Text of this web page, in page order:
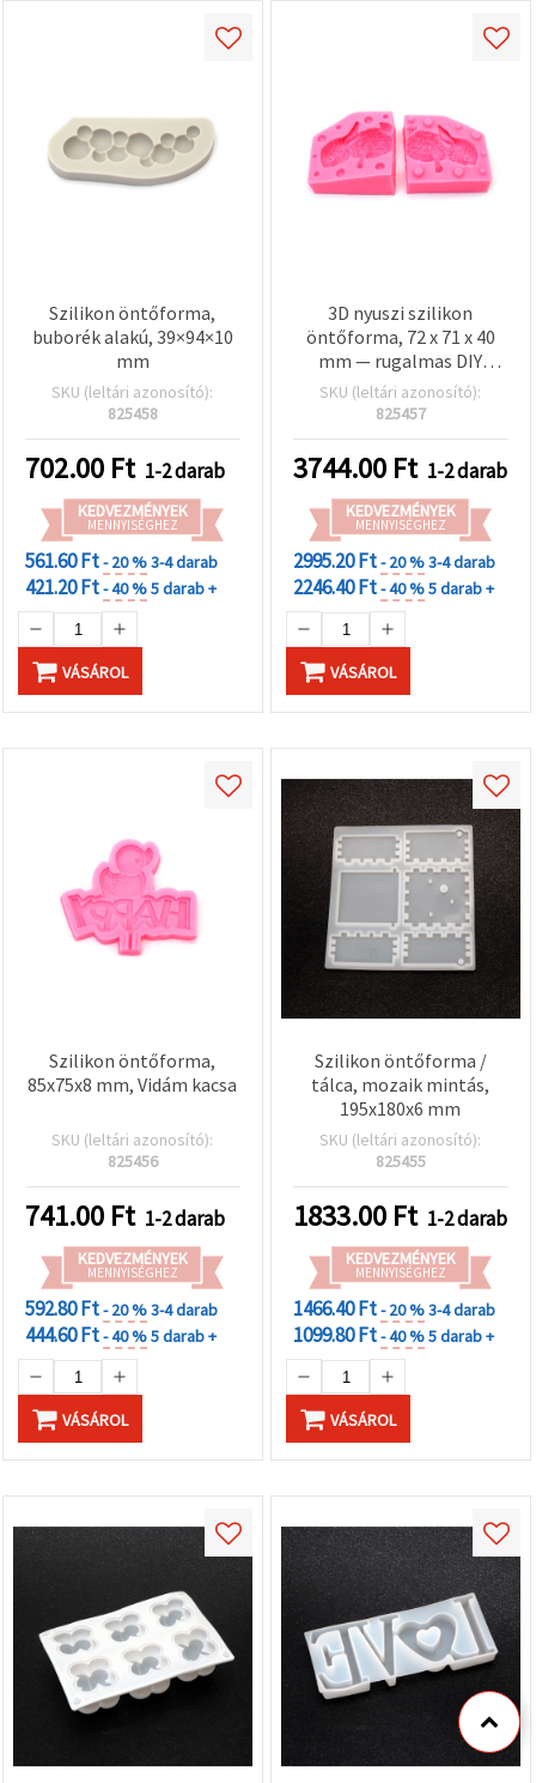
Szilikon öntőforma,
buborék alakú, 39×94×10
mm
SKU (leltári azonosító):
825458
702.00 Ft 1-2 darab
KEDVEZMÉNYEK
MENNYISÉGHEZ
561.60 Ft- 20 %3-4 darab
421.20 Ft- 40 %5 darab +
VÁSÁROL
3D nyuszi szilikon
öntőforma, 72 x 71 x 40
mm — rugalmas DIY
öntőforma epoxi
gyantához, szappanhoz,
gyertyaviaszhoz és
agyaghoz
SKU (leltári azonosító):
825457
3744.00 Ft 1-2 darab
KEDVEZMÉNYEK
MENNYISÉGHEZ
2995.20 Ft- 20 %3-4 darab
2246.40 Ft- 40 %5 darab +
VÁSÁROL
Szilikon öntőforma,
85x75x8 mm, Vidám kacsa
SKU (leltári azonosító):
825456
741.00 Ft 1-2 darab
KEDVEZMÉNYEK
MENNYISÉGHEZ
592.80 Ft- 20 %3-4 darab
444.60 Ft- 40 %5 darab +
VÁSÁROL
Szilikon öntőforma /
tálca, mozaik mintás,
195x180x6 mm
SKU (leltári azonosító):
825455
1833.00 Ft 1-2 darab
KEDVEZMÉNYEK
MENNYISÉGHEZ
1466.40 Ft- 20 %3-4 darab
1099.80 Ft- 40 %5 darab +
VÁSÁROL